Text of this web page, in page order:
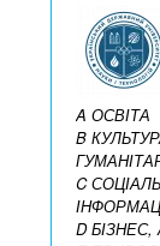
A ОСВІТА
B
C
D